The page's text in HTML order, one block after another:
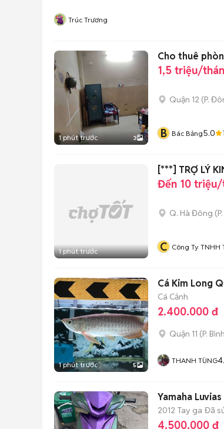
Trúc Trương
1 phút trước 3
Cho thuê
1,5 triệu/
Quận 12 (P.
B Bác Bảng5.0
1 phút trước
[***] TRỢ LÝ
Đến 10
Q. Hà Đông (
C Công Ty TNHH
1 phút trước 5
Cá Kim Long
Cá Cảnh
2.400.000 đ
Quận 11 (P.
THANH TÙNG
Yamaha
2012 Tay ga Đã
4.500.000 đ